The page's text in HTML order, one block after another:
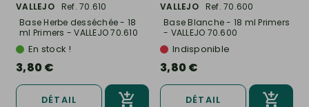
VALLEJO
Ref. 70.610
Base Herbe desséchée - 18
ml Primers - VALLEJO 70.610
En stock !
3,80 €
DÉTAIL
VALLEJO
Ref. 70.600
Base Blanche - 18 ml Primers
- VALLEJO 70.600
Indisponible
3,80 €
DÉTAIL